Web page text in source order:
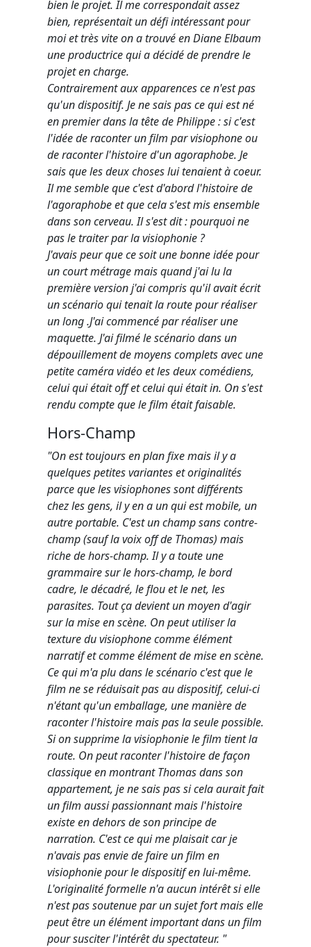
bien le projet. Il me correspondait assez
bien, représentait un défi intéressant pour
moi et très vite on a trouvé en Diane Elbaum
une productrice qui a décidé de prendre le
projet en charge.
Contrairement aux apparences ce n'est pas
qu'un dispositif. Je ne sais pas ce qui est né
en premier dans la tête de Philippe : si c'est
l'idée de raconter un film par visiophone ou
de raconter l'histoire d'un agoraphobe. Je
sais que les deux choses lui tenaient à coeur.
Il me semble que c'est d'abord l'histoire de
l'agoraphobe et que cela s'est mis ensemble
dans son cerveau. Il s'est dit : pourquoi ne
pas le traiter par la visiophonie ?
J'avais peur que ce soit une bonne idée pour
un court métrage mais quand j'ai lu la
première version j'ai compris qu'il avait écrit
un scénario qui tenait la route pour réaliser
un long .J'ai commencé par réaliser une
maquette. J'ai filmé le scénario dans un
dépouillement de moyens complets avec une
petite caméra vidéo et les deux comédiens,
celui qui était off et celui qui était in. On s'est
rendu compte que le film était faisable.
Hors-Champ
"On est toujours en plan fixe mais il y a
quelques petites variantes et originalités
parce que les visiophones sont différents
chez les gens, il y en a un qui est mobile, un
autre portable. C'est un champ sans contre-
champ (sauf la voix off de Thomas) mais
riche de hors-champ. Il y a toute une
grammaire sur le hors-champ, le bord
cadre, le décadré, le flou et le net, les
parasites. Tout ça devient un moyen d'agir
sur la mise en scène. On peut utiliser la
texture du visiophone comme élément
narratif et comme élément de mise en scène.
Ce qui m'a plu dans le scénario c'est que le
film ne se réduisait pas au dispositif, celui-ci
n'étant qu'un emballage, une manière de
raconter l'histoire mais pas la seule possible.
Si on supprime la visiophonie le film tient la
route. On peut raconter l'histoire de façon
classique en montrant Thomas dans son
appartement, je ne sais pas si cela aurait fait
un film aussi passionnant mais l'histoire
existe en dehors de son principe de
narration. C'est ce qui me plaisait car je
n'avais pas envie de faire un film en
visiophonie pour le dispositif en lui-même.
L'originalité formelle n'a aucun intérêt si elle
n'est pas soutenue par un sujet fort mais elle
peut être un élément important dans un film
pour susciter l'intérêt du spectateur. "